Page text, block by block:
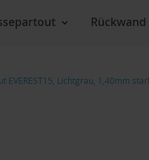
EVEREST15, Lichtgrau, 1,40mm